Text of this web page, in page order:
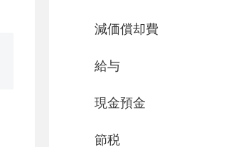
減価償却費
給与
現金預金
節税